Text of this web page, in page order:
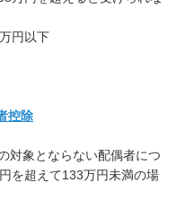
円以下
控除
対象とならない配偶者につ
を超えて133万円未満の場